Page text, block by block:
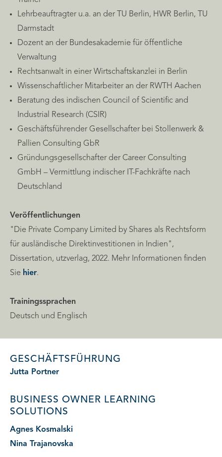
Lehrbeauftragter u.a. an der TU Berlin, HWR Berlin, TU
Darmstadt
Dozent an der Bundesakademie für öffentliche
Verwaltung
Rechtsanwalt in einer Wirtschaftskanzlei in Berlin
Wissenschaftlicher Mitarbeiter an der RWTH Aachen
Beratung des indischen Council of Scientific and
Industrial Research (CSIR)
Geschäftsführender Gesellschafter bei Stollenwerk &
Pallien Consulting GbR
Gründungsgesellschafter der Career Consulting
GmbH – Vermittlung indischer IT-Fachkräfte nach
Deutschland
Veröffentlichungen
"Die Private Company Limited by Shares als Rechtsform
für ausländische Direktinvestitionen in Indien",
Dissertation, utzverlag, 2022. Mehr Informationen finden
Sie hier.
Trainingssprachen
Deutsch und Englisch
GESCHÄFTSFÜHRUNG
Jutta Portner
BUSINESS OWNER LEARNING
SOLUTIONS
Agnes Kosmalski
Nina Trajanovska